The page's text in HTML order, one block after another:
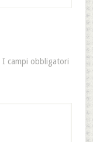
I campi obbligatori